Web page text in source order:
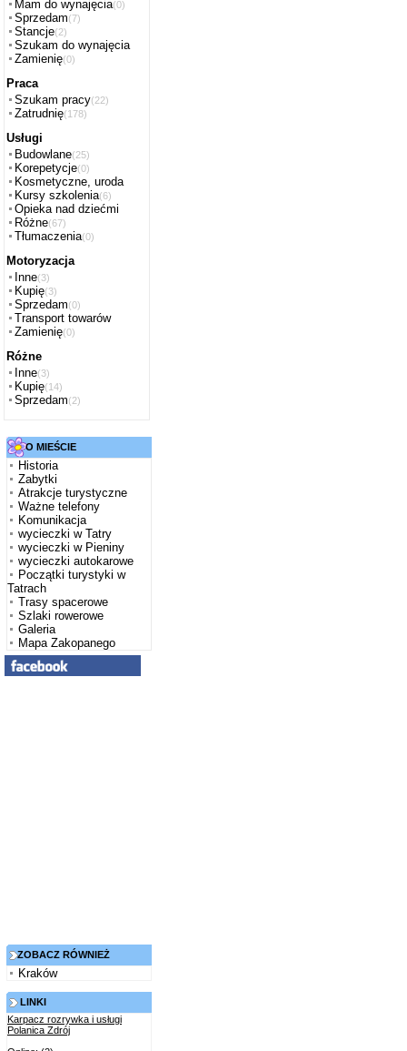
Mam do wynajęcia(0)
Sprzedam(7)
Stancje(2)
Szukam do wynajęcia
Zamienię(0)
Praca
Szukam pracy(22)
Zatrudnię(178)
Usługi
Budowlane(25)
Korepetycje(0)
Kosmetyczne, uroda
Kursy szkolenia(6)
Opieka nad dziećmi
Różne(67)
Tłumaczenia(0)
Motoryzacja
Inne(3)
Kupię(3)
Sprzedam(0)
Transport towarów
Zamienię(0)
Różne
Inne(3)
Kupię(14)
Sprzedam(2)
O MIEŚCIE
Historia
Zabytki
Atrakcje turystyczne
Ważne telefony
Komunikacja
wycieczki w Tatry
wycieczki w Pieniny
wycieczki autokarowe
Początki turystyki w
Tatrach
Trasy spacerowe
Szlaki rowerowe
Galeria
Mapa Zakopanego
ZOBACZ RÓWNIEŻ
Kraków
LINKI
Karpacz rozrywka i usługi
Polanica Zdrój